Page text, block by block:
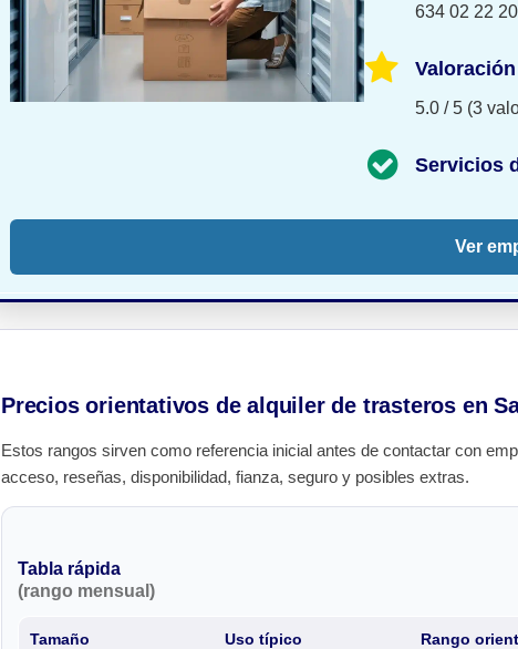
634 02 22 20
5.0 / 5 (3
Servicios
Ver
Precios orientativos de alquiler de trasteros en
Estos rangos sirven como referencia inicial antes de contactar con
acceso, reseñas, disponibilidad, fianza, seguro y posibles extras.
Tabla rápida
(rango mensual)
Tamaño Uso típico Rango